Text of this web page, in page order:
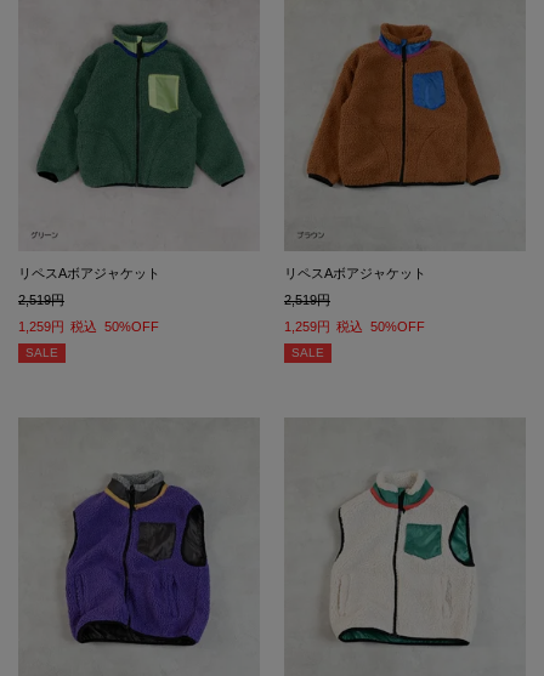
リペスAボアジャケット
2,519
1,259
税込 50%OFF
SALE
リペスAボアジャケット
2,519
1,259
税込 50%OFF
SALE